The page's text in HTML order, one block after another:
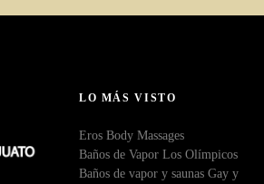
LO MÁS VISTO
Eros Body Massages
Baños de Vapor Los Olímpicos
Baños de vapor y saunas Gay y